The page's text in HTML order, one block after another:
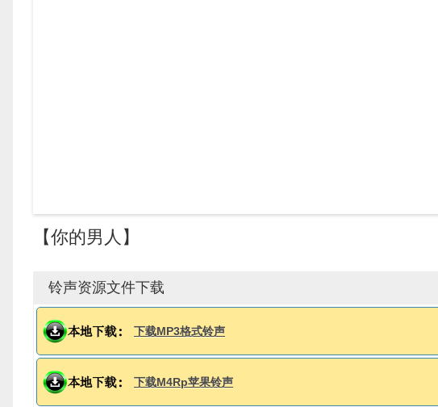
【你的男人】
铃声资源文件下载
下载MP3格式铃声
下载M4Rp苹果铃声